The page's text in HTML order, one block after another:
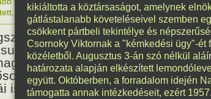
Zene,Magyar
Csenki Imre,
díjas zeneszerző,
zenepedagógus, akinek
népdalfeldolgozásai,
ismertek.
kikiáltotta a köztársaságot, amelynek
gátlástalanabb követeléseivel szemben
csökkent pártbeli tekintélye és
Csornoky Viktornak a "kémkedési ügy"-
közéletből. Augusztus 3-án szó nélkül
határozata alapján elkészített
együtt. Októberben, a forradalom idején
támogatta annak intézkedéseit, ezért